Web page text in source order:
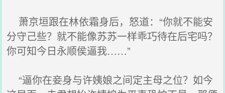
萧京垣跟在林依霜身后，怒道：“你就不能安
分守己些？就不能像苏苏一样乖巧待在后宅吗？
你可知今日永顺侯逼我……”
“逼你在妾身与许姨娘之间定主母之位？如今